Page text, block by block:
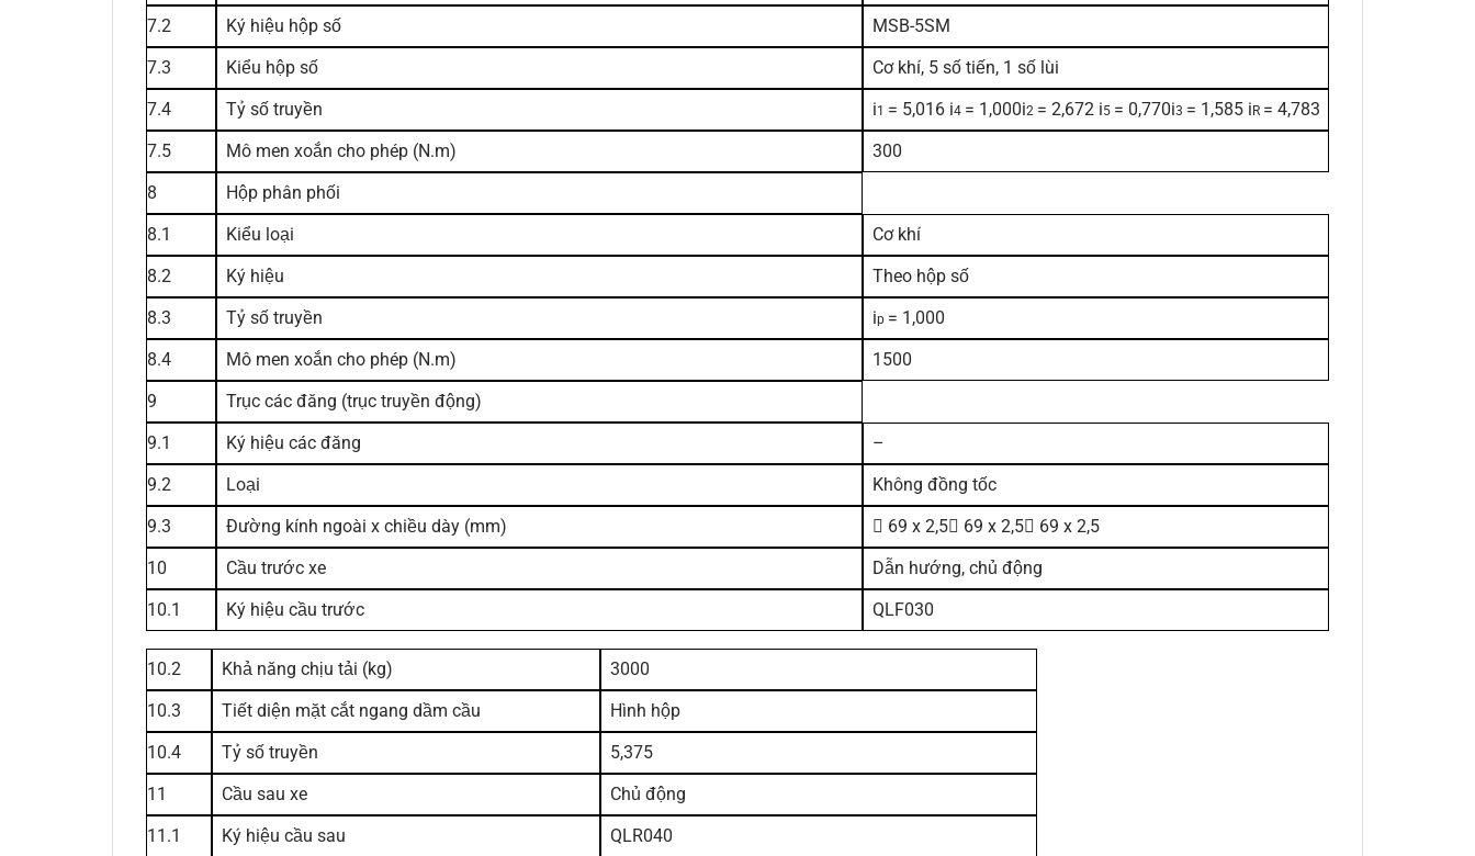
7.2
Ký hiệu hộp số
MSB-5SM
7.3
Kiểu hộp số
Cơ khí, 5 số tiến, 1 số lùi
7.4
Tỷ số truyền i1 = 5,016 i4 = 1,000i2 = 2,672 i5 = 0,770i3 = 1,585 iR = 4,783
7.5
Mô men xoắn cho phép (N.m)
300
8
Hộp phân phối
8.1
Kiểu loại
Cơ khí
8.2
Ký hiệu
Theo hộp số
8.3
Tỷ số truyền ip = 1,000
8.4
Mô men xoắn cho phép (N.m)
1500
9
Trục các đăng (trục truyền động)
9.1
Ký hiệu các đăng
–
9.2
Loại
Không đồng tốc
9.3
Đường kính ngoài x chiều dày (mm)  69 x 2,5 69 x 2,5 69 x 2,5
10
Cầu trước xe
Dẫn hướng, chủ động
10.1
Ký hiệu cầu trước QLF030
10.2 Khả năng chịu tải (kg)
3000
10.3
Tiết diện mặt cắt ngang dầm cầu
Hình hộp
10.4
Tỷ số truyền
5,375
11
Cầu sau xe
Chủ động
11.1
Ký hiệu cầu sau QLR040